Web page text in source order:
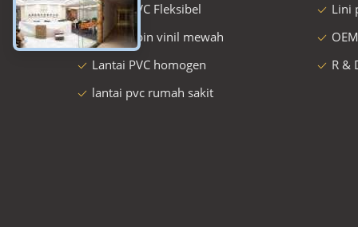
Lantai PVC Fleksibel
Lantai ubin vinil mewah
Lantai PVC homogen
lantai pvc rumah sakit
Lini
R &